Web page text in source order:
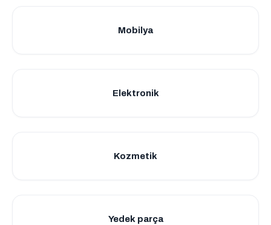
Mobilya
Elektronik
Kozmetik
Yedek parça